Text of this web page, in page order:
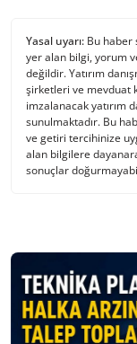
Yasal uyarı: Bu haber
yer alan bilgi, yorum
değildir. Yatırım
şirketleri ve mevduat
imzalanacak yatırım
sunulmaktadır. Bu
ve getiri tercihinize
alan bilgilere
sonuçlar